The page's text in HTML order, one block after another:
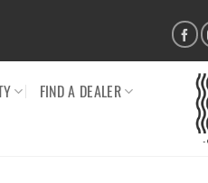
FIND A DEALER